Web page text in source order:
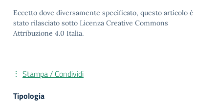
Eccetto dove diversamente specificato, questo articolo è
stato rilasciato sotto Licenza Creative Commons
Attribuzione 4.0 Italia.
Stampa / Condividi
Tipologia